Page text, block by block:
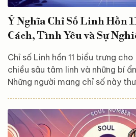
Ý Nghĩa Chỉ Số Linh Hồn
Cách, Tình Yêu và Sự
Chỉ số Linh hồn 11 biểu trưng
chiều sâu tâm linh và những bí
Những người mang chỉ số này
về ý nghĩa của chỉ số Linh hồn
điểm nổi bật, đời sống tình yêu